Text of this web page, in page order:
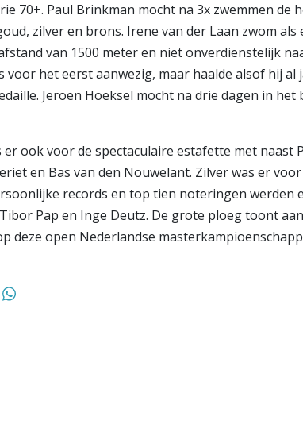
70+. Paul Brinkman mocht na 3x zwemmen de
zilver en brons. Irene van der Laan zwom als
van 1500 meter en niet onverdienstelijk
voor het eerst aanwezig, maar haalde alsof hij al
Jeroen Hoeksel mocht na drie dagen in het
ook voor de spectaculaire estafette met naast
en Bas van den Nouwelant. Zilver was er
records en top tien noteringen werden
Pap en Inge Deutz. De grote ploeg toont
deze open Nederlandse